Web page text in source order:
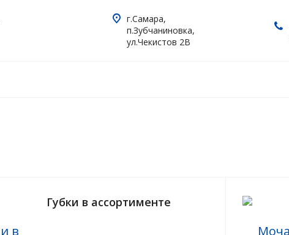
г.Самара,
п.Зубчаниновка,
ул.Чекистов 2В
Губки в ассортименте